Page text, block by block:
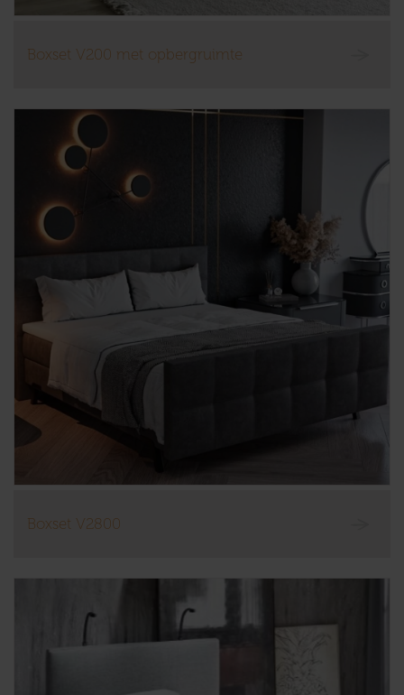
Boxset V200 met opbergruimte
Boxset V2800